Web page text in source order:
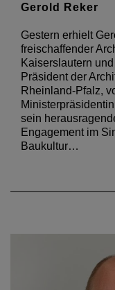
Gerold Reker
Gestern erhielt
freischaffender
Kaiserslautern
Präsident der
Rheinland-Pfalz,
sein
Engagement im
Baukultur…